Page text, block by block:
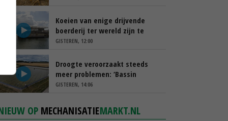
Koeien van enige drijvende
boerderij ter wereld zijn te
koop
GISTEREN, 12:00
Droogte veroorzaakt steeds
meer problemen: ‘Bassin
afgelopen week al leeg’
GISTEREN, 14:06
OP MECHANISATIEMARKT.NL